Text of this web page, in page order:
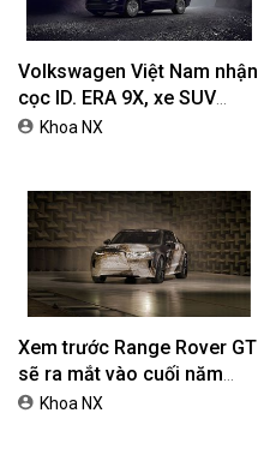
Volkswagen Việt Nam nhận
cọc ID. ERA 9X, xe SUV
EREV dự kiến giá dưới 3 tỷ
Khoa NX
Xem trước Range Rover GT
sẽ ra mắt vào cuối năm
2026Khoa NX